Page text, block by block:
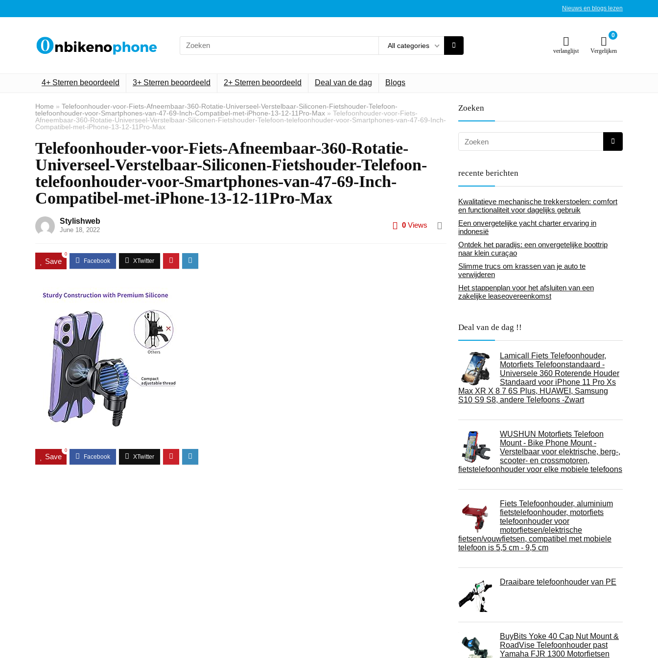
Nieuws en blogs lezen
Search
for:
All categories
verlanglijst
0
Vergelijken
4+ Sterren beoordeeld 3+ Sterren beoordeeld 2+ Sterren beoordeeld Deal van de dag Blogs
Home » Telefoonhouder-voor-Fiets-Afneembaar-360-Rotatie-Universeel-Verstelbaar-Siliconen-Fietshouder-Telefoon-
telefoonhouder-voor-Smartphones-van-47-69-Inch-Compatibel-met-iPhone-13-12-11Pro-Max » Telefoonhouder-voor-Fiets-
Afneembaar-360-Rotatie-Universeel-Verstelbaar-Siliconen-Fietshouder-Telefoon-telefoonhouder-voor-Smartphones-van-47-69-Inch-
Compatibel-met-iPhone-13-12-11Pro-Max
Telefoonhouder-voor-Fiets-Afneembaar-360-Rotatie-
Universeel-Verstelbaar-Siliconen-Fietshouder-Telefoon-
telefoonhouder-voor-Smartphones-van-47-69-Inch-
Compatibel-met-iPhone-13-12-11Pro-Max
Stylishweb
June 18, 2022
0 Views
Save
0
Save
0
Zoeken
recente berichten
Kwalitatieve mechanische trekkerstoelen: comfort
en functionaliteit voor dagelijks gebruik
Een onvergetelijke yacht charter ervaring in
indonesië
Ontdek het paradijs: een onvergetelijke boottrip
naar klein curaçao
Slimme trucs om krassen van je auto te
verwijderen
Het stappenplan voor het afsluiten van een
zakelijke leaseovereenkomst
Deal van de dag !!
Lamicall Fiets Telefoonhouder,
Motorfiets Telefoonstandaard -
Universele 360 ​​Roterende Houder
Standaard voor iPhone 11 Pro Xs
Max XR X 8 7 6S Plus, HUAWEI, Samsung
S10 S9 S8, andere Telefoons -Zwart
WUSHUN Motorfiets Telefoon
Mount - Bike Phone Mount -
Verstelbaar voor elektrische, berg-,
scooter- en crossmotoren,
fietstelefoonhouder voor elke mobiele telefoons
Fiets Telefoonhouder, aluminium
fietstelefoonhouder, motorfiets
telefoonhouder voor
motorfietsen/elektrische
fietsen/vouwfietsen, compatibel met mobiele
telefoon is 5,5 cm - 9,5 cm
Draaibare telefoonhouder van PE
BuyBits Yoke 40 Cap Nut Mount &
RoadVise Telefoonhouder past
Yamaha FJR 1300 Motorfietsen